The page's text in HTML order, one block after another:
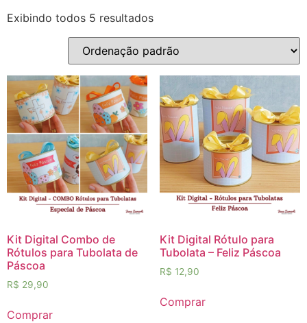
Exibindo todos 5 resultados
Kit Digital Combo de
Rótulos para Tubolata de
Páscoa
R$ 29,90
Comprar
Kit Digital Rótulo para
Tubolata – Feliz Páscoa
R$ 12,90
Comprar